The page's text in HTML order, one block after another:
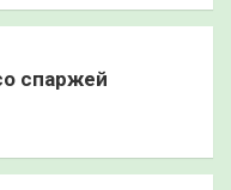
спаржей